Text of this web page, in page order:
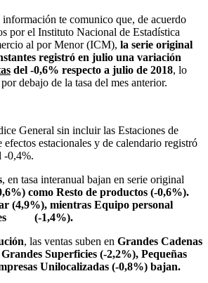
te comunico que, de acuerdo
por el Instituto Nacional de Estadística
al por Menor (ICM), la serie original
registró en julio una variación
del -0,6% respecto a julio de 2018, lo
debajo de la tasa del mes anterior.
General sin incluir las Estaciones de
estacionales y de calendario registró
-0,4%.
, en tasa interanual bajan en serie original
como Resto de productos (-0,6%).
(4,9%), mientras Equipo personal
(-1,4%).
, las ventas suben en Grandes Cadenas
Superficies (-2,2%), Pequeñas
Unilocalizadas (-0,8%) bajan.